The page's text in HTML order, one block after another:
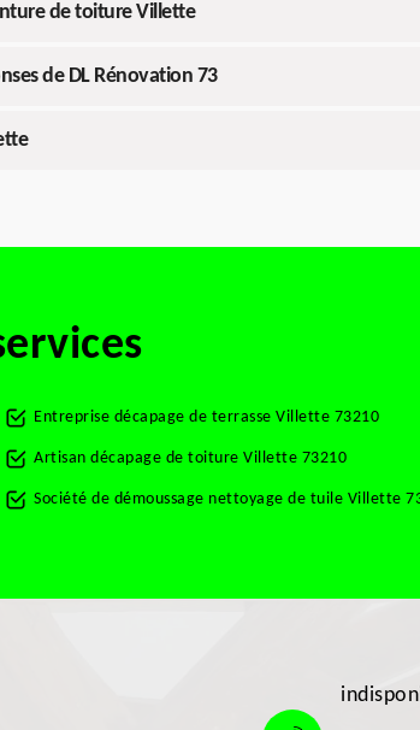
de toiture Villette
de DL Rénovation 73
Entreprise décapage de terrasse Villette 73210
Artisan décapage de toiture Villette 73210
Société de démoussage nettoyage de tuile Villette